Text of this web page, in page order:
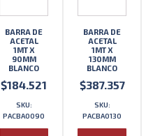
BARRA DE
ACETAL
1MT X
90MM
BLANCO
$184.521
SKU:
PACBA0090
BARRA DE
ACETAL
1MT X
130MM
BLANCO
$387.357
SKU:
PACBA0130